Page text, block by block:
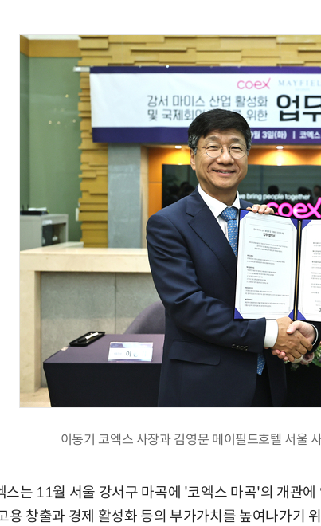
이동기 코엑스 사장과 김영문 메이필드호텔 서울
스는 11월 서울 강서구 마곡에 '코엑스 마곡'의 개관
용 창출과 경제 활성화 등의 부가가치를 높여나가기